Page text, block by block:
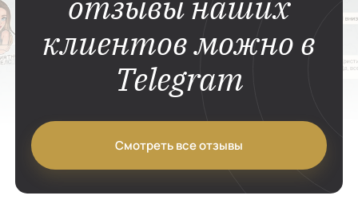
клиентов можно в
Telegram
Смотреть все отзывы